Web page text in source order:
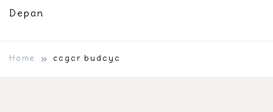
Depan
Home cagar budaya